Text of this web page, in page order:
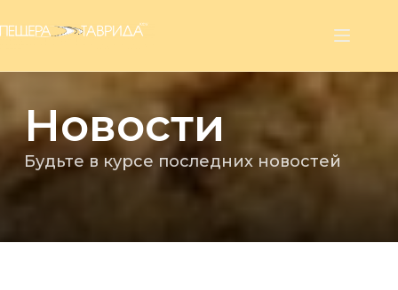
к
сути
Новости
Будьте в курсе последних новостей